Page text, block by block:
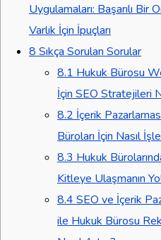
Uygulamaları: Başarılı Bir
Varlık İçin İpuçları
8 Sıkça Sorulan Sorular
8.1 Hukuk Bürosu
İçin SEO Stratejileri
8.2 İçerik
Büroları İçin Nasıl
8.3 Hukuk
Kitleye Ulaşmanın
8.4 SEO ve İçerik
ile Hukuk Bürosu